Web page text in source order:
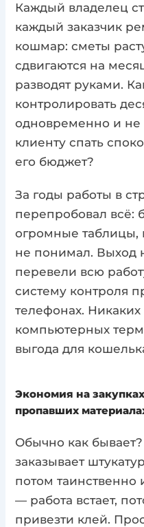
Каждый владелец
каждый заказчик
кошмар: сметы
сдвигаются на
разводят руками.
контролировать
одновременно и не
клиенту спать
его бюджет?
За годы работы в
перепробовал всё:
огромные таблицы,
не понимал. Выход
перевели всю
систему контроля
телефонах.
компьютерных
выгода для
Экономия на
пропавших
Обычно как
заказывает
потом таинственно
— работа встает,
привезти клей.